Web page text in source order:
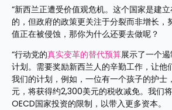
“新西兰正遭受价值观危机。这个国家是建
的，但政府的政策更关注于分裂而非增长，
值正在被侵蚀，那你为什么还要去做呢？
“行动党的真实变革的替代预算展示了一个
计划。需要奖励新西兰人的辛勤工作，让他
我们的计划，例如，一位有一个孩子的护
元，将获得约2,300美元的税收减免。我们
OECD国家投资的限制，以带入更多资本。